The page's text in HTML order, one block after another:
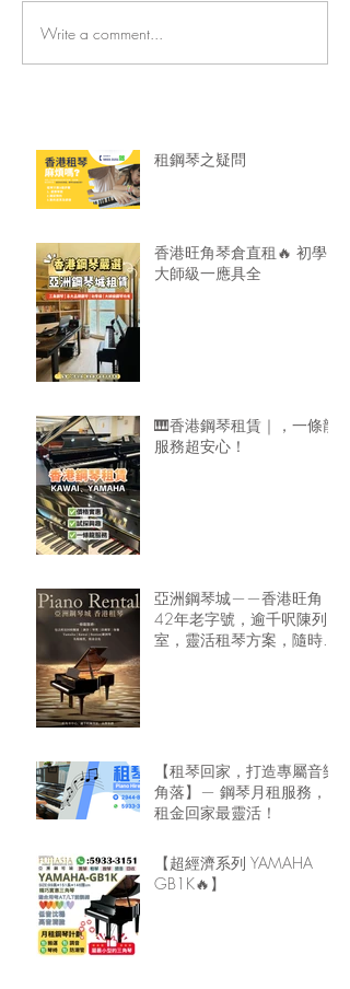
香港旺角琴倉直租🔥 初學
大師級一應具全
Write a comment...
租鋼琴之疑問
香港旺角琴倉直租🔥 初學
大師級一應具全
🎹香港鋼琴租賃｜，一條龍
服務超安心！
亞洲鋼琴城——香港旺角
42年老字號，逾千呎陳列
室，靈活租琴方案，隨時可
【租琴回家，打造專屬音樂
角落】— 鋼琴月租服務，
租金回家最靈活！
【超經濟系列 YAMAHA
GB1K🔥】